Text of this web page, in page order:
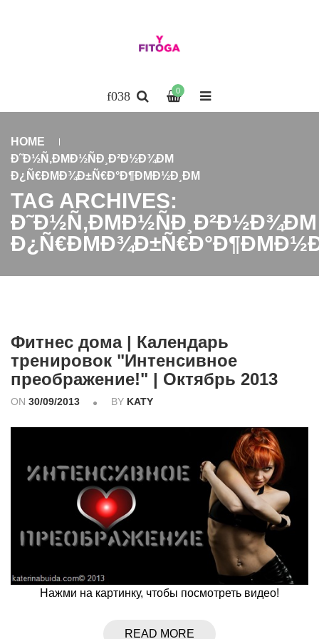
0
HOME
Ð˜Ð½Ñ‚ÐΜÐ½ÑÐ¸Ð²Ð½Ð¾ÐΜ
Ð¿Ñ€ÐΜÐ¾Ð±Ñ€Ð°Ð¶ÐΜÐ½Ð¸ÐΜ
TAG ARCHIVES:
Ð˜Ð½Ñ‚ÐΜÐ½ÑÐ¸Ð²Ð½Ð¾ÐΜ
Фитнес дома | Календарь
тренировок "Интенсивное
преображение!" | Октябрь 2013
ON 30/09/2013 BY KATY
Нажми на картинку, чтобы посмотреть видео!
READ MORE